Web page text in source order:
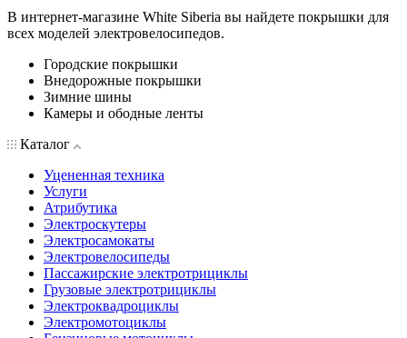
В интернет-магазине White Siberia вы найдете покрышки для
всех моделей электровелосипедов.
Городские покрышки
Внедорожные покрышки
Зимние шины
Камеры и ободные ленты
Каталог
Уцененная техника
Услуги
Атрибутика
Электроскутеры
Электросамокаты
Электровелосипеды
Пассажирские электротрициклы
Грузовые электротрициклы
Электроквадроциклы
Электромотоциклы